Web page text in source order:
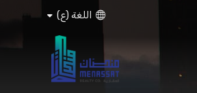
اللغة (ع)